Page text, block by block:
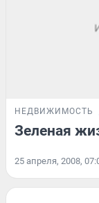
НЕДВИЖИМОСТЬ
Зеленая
25 апреля, 2008,